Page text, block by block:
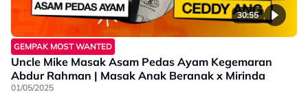
30:55
GEMPAK MOST WANTED
Uncle Mike Masak Asam Pedas Ayam Kegemaran
Abdur Rahman | Masak Anak Beranak x Mirinda
01/05/2025